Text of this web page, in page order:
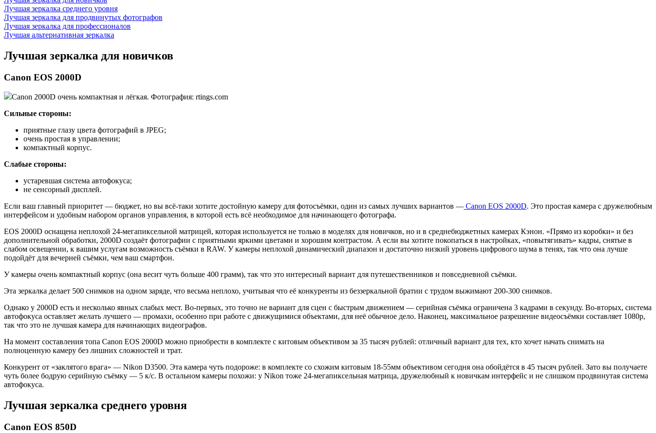
Лучшая зеркалка среднего уровня
Лучшая зеркалка для продвинутых фотографов
Лучшая зеркалка для профессионалов
Лучшая альтернативная зеркалка
Лучшая зеркалка для новичков
Canon EOS 2000D
Canon 2000D очень компактная и лёгкая. Фотография: rtings.com
Сильные стороны:
приятные глазу цвета фотографий в JPEG;
очень простая в управлении;
компактный корпус.
Слабые стороны:
устаревшая система автофокуса;
не сенсорный дисплей.
Если ваш главный приоритет — бюджет, но вы всё-таки хотите достойную камеру для фотосъёмки, один из самых лучших вариантов — Canon EOS 2000D. Это простая камера с дружелюбным
интерфейсом и удобным набором органов управления, в которой есть всё необходимое для начинающего фотографа.
EOS 2000D оснащена неплохой 24-мегапиксельной матрицей, которая используется не только в моделях для новичков, но и в среднебюджетных камерах Кэнон. «Прямо из коробки» и без
дополнительной обработки, 2000D создаёт фотографии с приятными яркими цветами и хорошим контрастом. А если вы хотите покопаться в настройках, «повытягивать» кадры, снятые в
слабом освещении, к вашим услугам возможность съёмки в RAW. У камеры неплохой динамический диапазон и достаточно низкий уровень цифрового шума в тенях, так что она лучше
подойдёт для вечерней съёмки, чем ваш смартфон.
У камеры очень компактный корпус (она весит чуть больше 400 грамм), так что это интересный вариант для путешественников и повседневной съёмки.
Эта зеркалка делает 500 снимков на одном заряде, что весьма неплохо, учитывая что её конкуренты из беззеркальной братии с трудом выжимают 200-300 снимков.
Однако у 2000D есть и несколько явных слабых мест. Во-первых, это точно не вариант для сцен с быстрым движением — серийная съёмка ограничена 3 кадрами в секунду. Во-вторых, система
автофокуса оставляет желать лучшего — промахи, особенно при работе с движущимися объектами, для неё обычное дело. Наконец, максимальное разрешение видеосъёмки составляет 1080p,
так что это не лучшая камера для начинающих видеографов.
На момент составления топа Canon EOS 2000D можно приобрести в комплекте с китовым объективом за 35 тысяч рублей: отличный вариант для тех, кто хочет начать снимать на
полноценную камеру без лишних сложностей и трат.
Конкурент от «заклятого врага» — Nikon D3500. Эта камера чуть подороже: в комплекте со схожим китовым 18-55мм объективом сегодня она обойдётся в 45 тысяч рублей. Зато вы получаете
чуть более бодрую серийную съёмку — 5 к/с. В остальном камеры похожи: у Nikon тоже 24-мегапиксельная матрица, дружелюбный к новичкам интерфейс и не слишком продвинутая система
автофокуса.
Лучшая зеркалка среднего уровня
Canon EOS 850D